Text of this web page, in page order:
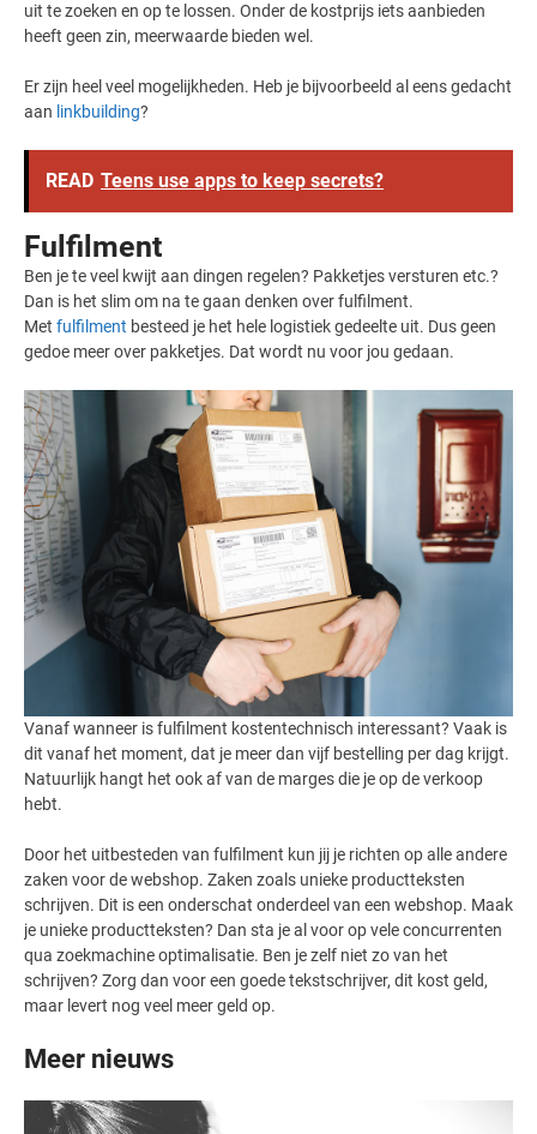
uit te zoeken en op te lossen. Onder de kostprijs iets aanbieden
heeft geen zin, meerwaarde bieden wel.
Er zijn heel veel mogelijkheden. Heb je bijvoorbeeld al eens gedacht
aan linkbuilding?
READ Teens use apps to keep secrets?
Fulfilment
Ben je te veel kwijt aan dingen regelen? Pakketjes versturen etc.?
Dan is het slim om na te gaan denken over fulfilment.
Met fulfilment besteed je het hele logistiek gedeelte uit. Dus geen
gedoe meer over pakketjes. Dat wordt nu voor jou gedaan.
Vanaf wanneer is fulfilment kostentechnisch interessant? Vaak is
dit vanaf het moment, dat je meer dan vijf bestelling per dag krijgt.
Natuurlijk hangt het ook af van de marges die je op de verkoop
hebt.
Door het uitbesteden van fulfilment kun jij je richten op alle andere
zaken voor de webshop. Zaken zoals unieke productteksten
schrijven. Dit is een onderschat onderdeel van een webshop. Maak
je unieke productteksten? Dan sta je al voor op vele concurrenten
qua zoekmachine optimalisatie. Ben je zelf niet zo van het
schrijven? Zorg dan voor een goede tekstschrijver, dit kost geld,
maar levert nog veel meer geld op.
Meer nieuws